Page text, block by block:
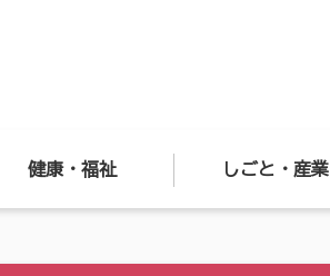
健康・福祉 しごと・産業